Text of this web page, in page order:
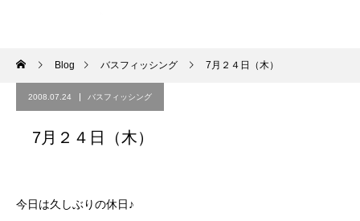
Blog バスフィッシング 7月２４日（木）
2008.07.24 バスフィッシング
7月２４日（木）
今日は久しぶりの休日♪